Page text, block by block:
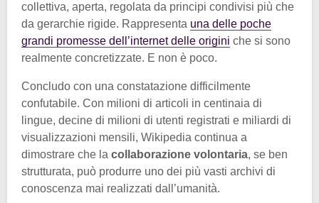
collettiva, aperta, regolata da principi condivisi più che
da gerarchie rigide. Rappresenta una delle poche
grandi promesse dell’internet delle origini che si sono
realmente concretizzate. E non è poco.
Concludo con una constatazione difficilmente
confutabile. Con milioni di articoli in centinaia di
lingue, decine di milioni di utenti registrati e miliardi di
visualizzazioni mensili, Wikipedia continua a
dimostrare che la collaborazione volontaria, se ben
strutturata, può produrre uno dei più vasti archivi di
conoscenza mai realizzati dall’umanità.